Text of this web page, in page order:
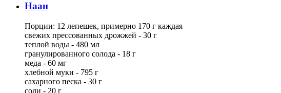
Наан
Порции: 12 лепешек, примерно 170 г каждая
свежих прессованных дрожжей - 30 г
теплой воды - 480 мл
гранулированного солода - 18 г
меда - 60 мг
хлебной муки - 795 г
сахарного песка - 30 г
соли - 20 г